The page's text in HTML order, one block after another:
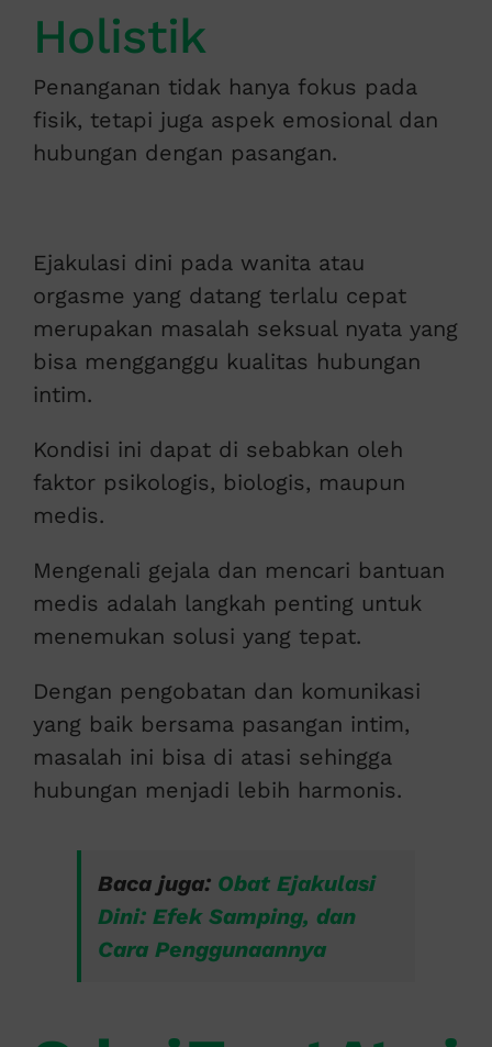
Holistik
Penanganan tidak hanya fokus pada
fisik, tetapi juga aspek emosional dan
hubungan dengan pasangan.
Ejakulasi dini pada wanita atau
orgasme yang datang terlalu cepat
merupakan masalah seksual nyata yang
bisa mengganggu kualitas hubungan
intim.
Kondisi ini dapat di sebabkan oleh
faktor psikologis, biologis, maupun
medis.
Mengenali gejala dan mencari bantuan
medis adalah langkah penting untuk
menemukan solusi yang tepat.
Dengan pengobatan dan komunikasi
yang baik bersama pasangan intim,
masalah ini bisa di atasi sehingga
hubungan menjadi lebih harmonis.
Baca juga: Obat Ejakulasi
Dini: Efek Samping, dan
Cara Penggunaannya